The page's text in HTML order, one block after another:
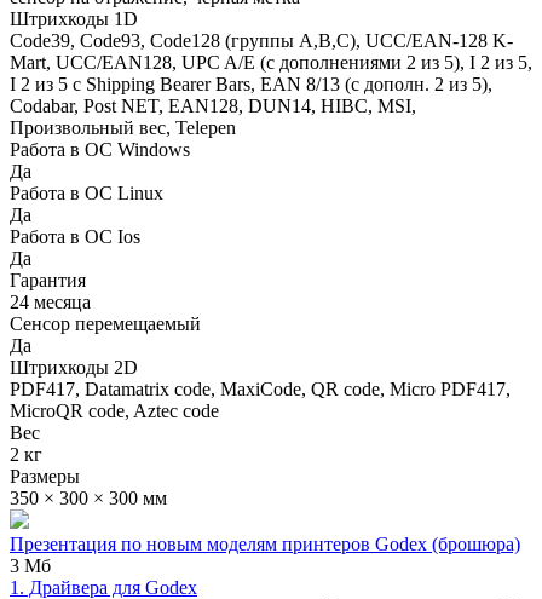
Штрихкоды 1D
Code39, Code93, Code128 (группы A,B,C), UCC/EAN-128 K-
Mart, UCC/EAN128, UPC A/E (c дополнениями 2 из 5), I 2 из 5,
I 2 из 5 с Shipping Bearer Bars, EAN 8/13 (с дополн. 2 из 5),
Codabar, Post NET, EAN128, DUN14, HIBC, MSI,
Произвольный вес, Telepen
Работа в ОС Windows
Да
Работа в ОС Linux
Да
Работа в ОС Ios
Да
Гарантия
24 месяца
Сенсор перемещаемый
Да
Штрихкоды 2D
PDF417, Datamatrix code, MaxiCode, QR code, Micro PDF417,
MicroQR code, Aztec code
Вес
2 кг
Размеры
350 × 300 × 300 мм
Презентация по новым моделям принтеров Godex (брошюра)
3 Мб
1. Драйвера для Godex